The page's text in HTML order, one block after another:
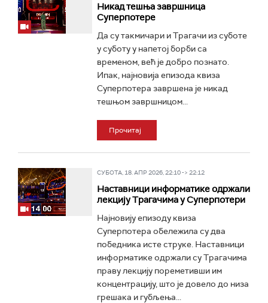
Никад тешња завршница
Суперпотере
Да су такмичари и Трагачи из суботе
у суботу у напетој борби са
временом, већ је добро познато.
Ипак, најновија епизода квиза
Суперпотера завршена је никад
тешњом завршницом...
Прочитај
СУБОТА, 18. АПР 2026, 22:10 -> 22:12
Наставници информатике одржали
лекцију Трагачима у Суперпотери
Најновију епизоду квиза
Суперпотера обележила су два
победника исте струке. Наставници
информатике одржали су Трагачима
праву лекцију пореметивши им
концентрацију, што је довело до низа
грешака и губљења...